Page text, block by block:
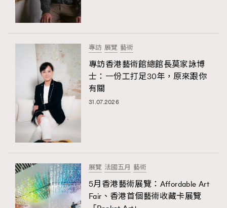
專訪 展覽 藝術
專訪香港藝術館總館長莫家詠博
士：一份工打足30年，原來跟你
有關
31.07.2026
展覽 法國五月 藝術
5月香港藝術展覽：Affordable Art
Fair、香港首個藝術收藏卡展覽